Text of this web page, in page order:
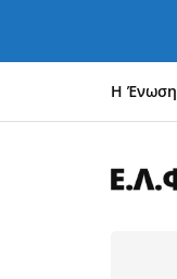
Η Ένωση